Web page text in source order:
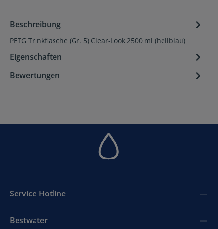
Beschreibung
PETG Trinkflasche (Gr. 5) Clear-Look 2500 ml (hellblau)
Eigenschaften
Bewertungen
Service-Hotline
Bestwater